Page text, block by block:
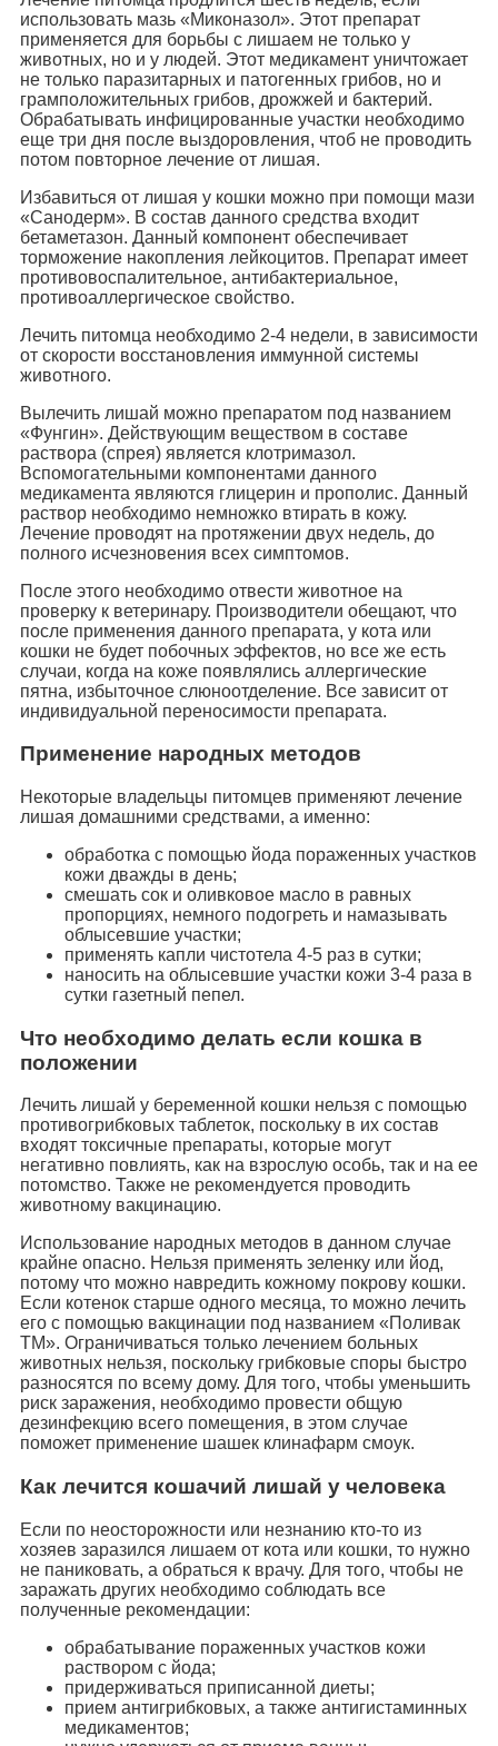
использовать мазь «Миконазол». Этот препарат
применяется для борьбы с лишаем не только у
животных, но и у людей. Этот медикамент уничтожает
не только паразитарных и патогенных грибов, но и
грамположительных грибов, дрожжей и бактерий.
Обрабатывать инфицированные участки необходимо
еще три дня после выздоровления, чтоб не проводить
потом повторное лечение от лишая.
Избавиться от лишая у кошки можно при помощи мази
«Санодерм». В состав данного средства входит
бетаметазон. Данный компонент обеспечивает
торможение накопления лейкоцитов. Препарат имеет
противовоспалительное, антибактериальное,
противоаллергическое свойство.
Лечить питомца необходимо 2-4 недели, в зависимости
от скорости восстановления иммунной системы
животного.
Вылечить лишай можно препаратом под названием
«Фунгин». Действующим веществом в составе
раствора (спрея) является клотримазол.
Вспомогательными компонентами данного
медикамента являются глицерин и прополис. Данный
раствор необходимо немножко втирать в кожу.
Лечение проводят на протяжении двух недель, до
полного исчезновения всех симптомов.
После этого необходимо отвести животное на
проверку к ветеринару. Производители обещают, что
после применения данного препарата, у кота или
кошки не будет побочных эффектов, но все же есть
случаи, когда на коже появлялись аллергические
пятна, избыточное слюноотделение. Все зависит от
индивидуальной переносимости препарата.
Применение народных методов
Некоторые владельцы питомцев применяют лечение
лишая домашними средствами, а именно:
обработка с помощью йода пораженных участков
кожи дважды в день;
смешать сок и оливковое масло в равных
пропорциях, немного подогреть и намазывать
облысевшие участки;
применять капли чистотела 4-5 раз в сутки;
наносить на облысевшие участки кожи 3-4 раза в
сутки газетный пепел.
Что необходимо делать если кошка в
положении
Лечить лишай у беременной кошки нельзя с помощью
противогрибковых таблеток, поскольку в их состав
входят токсичные препараты, которые могут
негативно повлиять, как на взрослую особь, так и на ее
потомство. Также не рекомендуется проводить
животному вакцинацию.
Использование народных методов в данном случае
крайне опасно. Нельзя применять зеленку или йод,
потому что можно навредить кожному покрову кошки.
Если котенок старше одного месяца, то можно лечить
его с помощью вакцинации под названием «Поливак
ТМ». Ограничиваться только лечением больных
животных нельзя, поскольку грибковые споры быстро
разносятся по всему дому. Для того, чтобы уменьшить
риск заражения, необходимо провести общую
дезинфекцию всего помещения, в этом случае
поможет применение шашек клинафарм смоук.
Как лечится кошачий лишай у человека
Если по неосторожности или незнанию кто-то из
хозяев заразился лишаем от кота или кошки, то нужно
не паниковать, а обраться к врачу. Для того, чтобы не
заражать других необходимо соблюдать все
полученные рекомендации:
обрабатывание пораженных участков кожи
раствором с йода;
придерживаться приписанной диеты;
прием антигрибковых, а также антигистаминных
медикаментов;